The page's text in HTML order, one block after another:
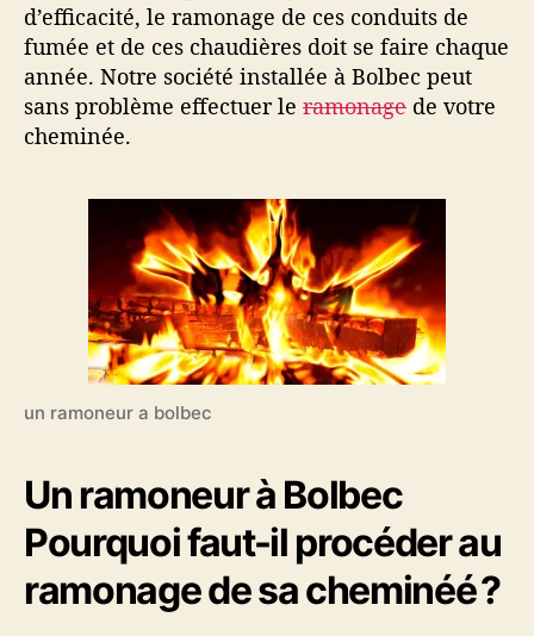
d’efficacité, le ramonage de ces conduits de
fumée et de ces chaudières doit se faire chaque
année. Notre société installée à Bolbec peut
sans problème effectuer le ramonage de votre
cheminée.
un ramoneur a bolbec
Un ramoneur à Bolbec
Pourquoi faut-il procéder au
ramonage de sa cheminéé ?